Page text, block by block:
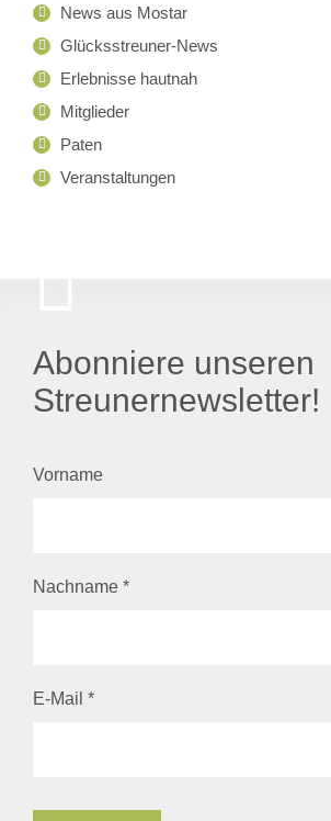
News aus Mostar
Glücksstreuner-News
Erlebnisse hautnah
Mitglieder
Paten
Veranstaltungen
Abonniere unseren
Streunernewsletter!
Vorname
Nachname *
E-Mail *